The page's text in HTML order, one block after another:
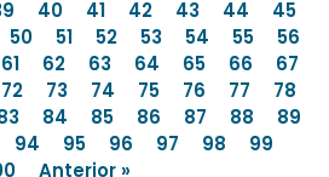
40 41 42 43 44
45
50 51 52 53 54 55
56
61 62 63 64 65 66
67
72 73 74 75 76 77
78
84 85 86 87 88
89
94 95 96 97 98
99
Anterior »